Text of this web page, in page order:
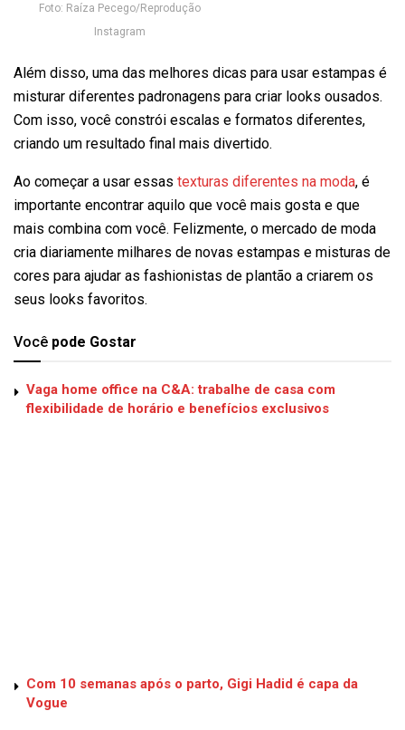
Foto: Raíza Pecego/Reprodução
Instagram
Além disso, uma das melhores dicas para usar estampas é
misturar diferentes padronagens para criar looks ousados.
Com isso, você constrói escalas e formatos diferentes,
criando um resultado final mais divertido.
Ao começar a usar essas texturas diferentes na moda, é
importante encontrar aquilo que você mais gosta e que
mais combina com você. Felizmente, o mercado de moda
cria diariamente milhares de novas estampas e misturas de
cores para ajudar as fashionistas de plantão a criarem os
seus looks favoritos.
Você pode Gostar
Vaga home office na C&A: trabalhe de casa com
flexibilidade de horário e benefícios exclusivos
Com 10 semanas após o parto, Gigi Hadid é capa da
Vogue